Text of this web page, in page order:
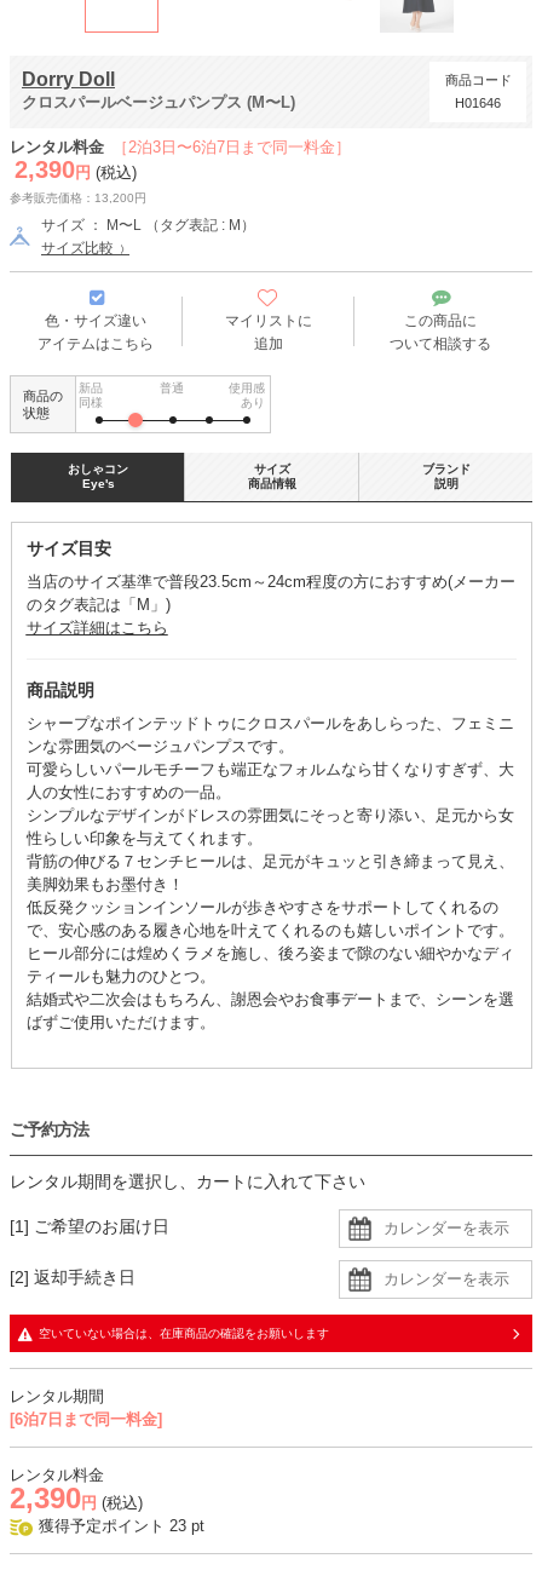
Dorry Doll
クロスパールベージュパンプス (M〜L)
商品コード
H01646
［2泊3日〜6泊7日まで同一料金］
レンタル料金
2,390 円 (税込)
参考販売価格：13,200円
サイズ ： M〜L （タグ表記 : M）
サイズ比較
色・サイズ違い
アイテムはこちら
マイリストに
追加
この商品に
ついて相談する
商品の
状態
新品
同様
普通
使用感
あり
おしゃコン
Eye's
サイズ目安
当店のサイズ基準で普段23.5cm～24cm程度の方におすすめ(メーカー
のタグ表記は「M」)
サイズ詳細はこちら
商品説明
シャープなポインテッドトゥにクロスパールをあしらった、フェミニ
ンな雰囲気のベージュパンプスです。
可愛らしいパールモチーフも端正なフォルムなら甘くなりすぎず、大
人の女性におすすめの一品。
シンプルなデザインがドレスの雰囲気にそっと寄り添い、足元から女
性らしい印象を与えてくれます。
背筋の伸びる７センチヒールは、足元がキュッと引き締まって見え、
美脚効果もお墨付き！
低反発クッションインソールが歩きやすさをサポートしてくれるの
で、安心感のある履き心地を叶えてくれるのも嬉しいポイントです。
ヒール部分には煌めくラメを施し、後ろ姿まで隙のない細やかなディ
ティールも魅力のひとつ。
結婚式や二次会はもちろん、謝恩会やお食事デートまで、シーンを選
ばずご使用いただけます。
サイズ
商品情報
ブランド
説明
ご予約方法
レンタル期間を選択し、カートに入れて下さい
[1] ご希望のお届け日
[2] 返却手続き日
空いていない場合は、在庫商品の確認をお願いします
レンタル期間
[6泊7日まで同一料金]
レンタル料金
2,390 円 (税込)
獲得予定ポイント 23 pt